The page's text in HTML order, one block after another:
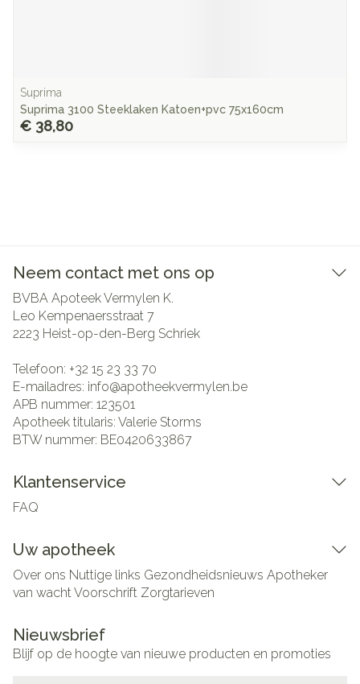
Suprima
Suprima 3100 Steeklaken Katoen+pvc 75x160cm
€ 38,80
Neem contact met ons op
BVBA Apoteek Vermylen K.
Leo Kempenaersstraat 7
2223 Heist-op-den-Berg Schriek
Telefoon: +32 15 23 33 70
E-mailadres: info@apotheekvermylen.be
APB nummer: 123501
Apotheek titularis: Valerie Storms
BTW nummer: BE0420633867
Klantenservice
FAQ
Uw apotheek
Over ons Nuttige links Gezondheidsnieuws Apotheker
van wachtVoorschrift Zorgtarieven
Nieuwsbrief
Blijf op de hoogte van nieuwe producten en promoties